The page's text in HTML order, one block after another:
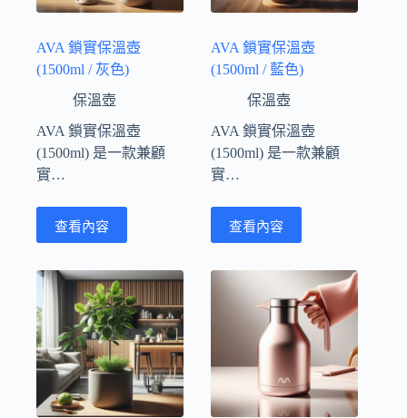
AVA 鎖實保溫壺
(1500ml / 灰色)
保溫壺
AVA 鎖實保溫壺
(1500ml) 是一款兼顧
實…
查看內容
AVA 鎖實保溫壺
(1500ml / 藍色)
保溫壺
AVA 鎖實保溫壺
(1500ml) 是一款兼顧
實…
查看內容